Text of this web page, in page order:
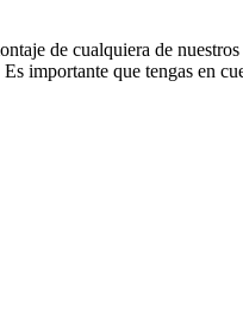
de cualquiera de
importante que tengas en